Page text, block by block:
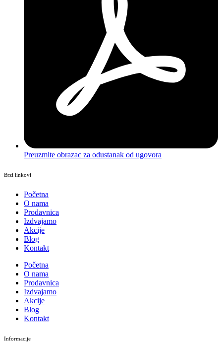
Preuzmite obrazac za odustanak od ugovora
Brzi linkovi
Početna
O nama
Prodavnica
Izdvajamo
Akcije
Blog
Kontakt
Početna
O nama
Prodavnica
Izdvajamo
Akcije
Blog
Kontakt
Informacije